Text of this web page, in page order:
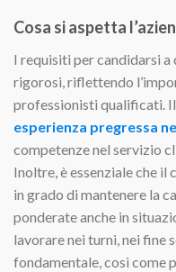
Cosa si aspetta
I requisiti per candidarsi a
rigorosi, riflettendo
professionisti qualificati.
esperienza pregressa
competenze nel servizio
Inoltre, è essenziale che
in grado di mantenere la
ponderate anche in
lavorare nei turni, nei fine
fondamentale, così come